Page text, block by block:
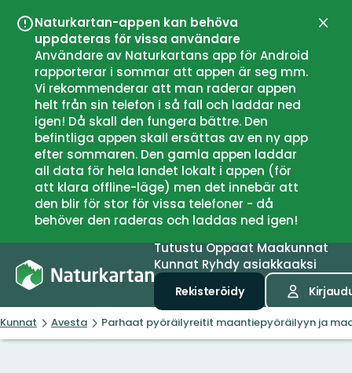
Naturkartan-appen kan behöva
uppdateras för vissa användare
Användare av Naturkartans app för Android
rapporterar i sommar att appen är seg mm.
Vi rekommenderar att man raderar appen
helt från sin telefon i så fall och laddar ned
igen! Då skall den fungera bättre. Den
befintliga appen skall ersättas av en ny app
efter sommaren. Den gamla appen laddar
all data för hela landet lokalt i appen (för
att klara offline-läge) men det innebär att
den blir för stor för vissa telefoner - då
behöver den raderas och laddas ned igen!
Sulje
TutustuOppaatMaakunnat
Kunnat Ryhdy asiakkaaksi
Rekisteröidy
Kunnat Avesta Parhaat pyöräilyreitit maantiepyöräilyyn ja